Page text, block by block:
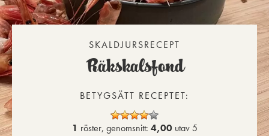
SKALDJURSRECEPT
Räkskalsfond
BETYGSÄTT RECEPTET:
1 röster, genomsnitt: 4,00utav 5